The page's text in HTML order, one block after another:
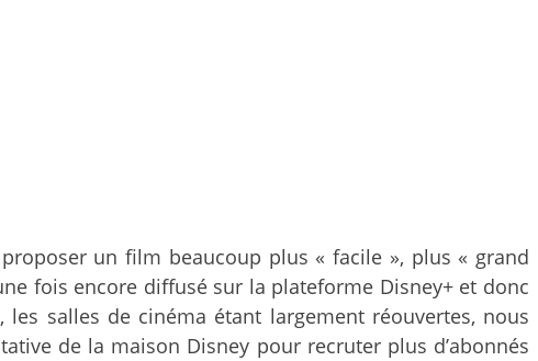
un film beaucoup plus « facile », plus « grand
fois encore diffusé sur la plateforme Disney+ et donc
, les salles de cinéma étant largement réouvertes, nous
de la maison Disney pour recruter plus d’abonnés